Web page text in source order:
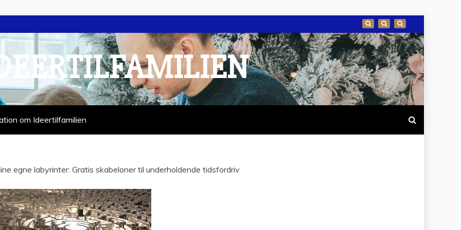
om Ideertilfamilien
egne labyrinter: Gratis skabeloner til underholdende tidsfordriv